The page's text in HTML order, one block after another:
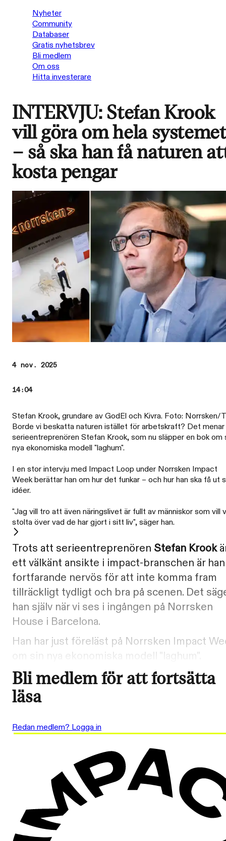
Nyheter
Community
Databaser
Gratis nyhetsbrev
Bli medlem
Om oss
Hitta investerare
INTERVJU: Stefan Krook
vill göra om hela systemet
– så ska han få naturen
kosta pengar
4 nov. 2025
14:04
Stefan Krook, grundare av GodEl och Kivra. Foto: Norrsken/
Borde vi beskatta naturen istället för arbetskraft? Det menar
serieentreprenören Stefan Krook, som nu släpper en bok om
nya ekonomiska modell "laghum".
I en stor intervju med Impact Loop under Norrsken Impact
Week berättar han om hur det funkar – och hur han ska få ut
idéer.
"Jag vill tro att även näringslivet är fullt av människor som vill
stolta över vad de har gjort i sitt liv", säger han.
Trots att serieentreprenören Stefan Krook
ett välkänt ansikte i impact-branschen är han
fortfarande nervös för att inte komma fram
tillräckligt tydligt och bra på scenen. Det
han själv när vi ses i ingången på Norrsken
House i Barcelona.
Han har just föreläst på Norrsken Impact
om sin nya ekonomiska modell "laghum".
Bli medlem för att fortsätta
läsa
Redan medlem? Logga in